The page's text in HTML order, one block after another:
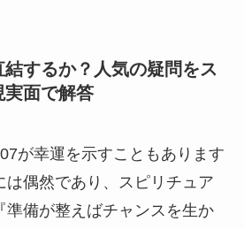
するか？人気の疑問をス
実面で解答
が幸運を示すこともあります
は偶然であり、スピリチュア
準備が整えばチャンスを生か